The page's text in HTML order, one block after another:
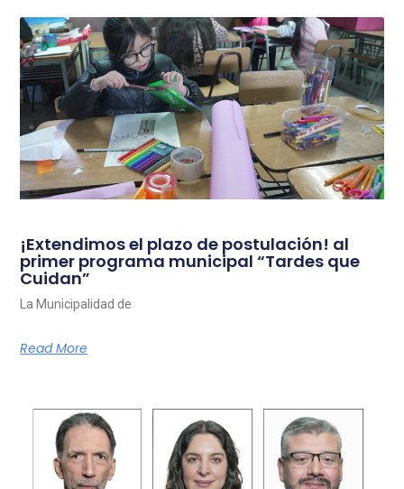
¡Extendimos el plazo de postulación! al
primer programa municipal “Tardes que
Cuidan”
La Municipalidad de
Read More